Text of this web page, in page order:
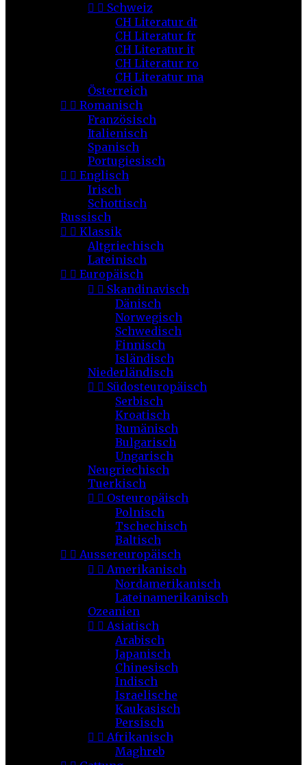
  Schweiz
CH Literatur dt
CH Literatur fr
CH Literatur it
CH Literatur ro
CH Literatur ma
Österreich
  Romanisch
Französisch
Italienisch
Spanisch
Portugiesisch
  Englisch
Irisch
Schottisch
Russisch
  Klassik
Altgriechisch
Lateinisch
  Europäisch
  Skandinavisch
Dänisch
Norwegisch
Schwedisch
Finnisch
Isländisch
Niederländisch
  Südosteuropäisch
Serbisch
Kroatisch
Rumänisch
Bulgarisch
Ungarisch
Neugriechisch
Tuerkisch
  Osteuropäisch
Polnisch
Tschechisch
Baltisch
  Aussereuropäisch
  Amerikanisch
Nordamerikanisch
Lateinamerikanisch
Ozeanien
  Asiatisch
Arabisch
Japanisch
Chinesisch
Indisch
Israelische
Kaukasisch
Persisch
  Afrikanisch
Maghreb